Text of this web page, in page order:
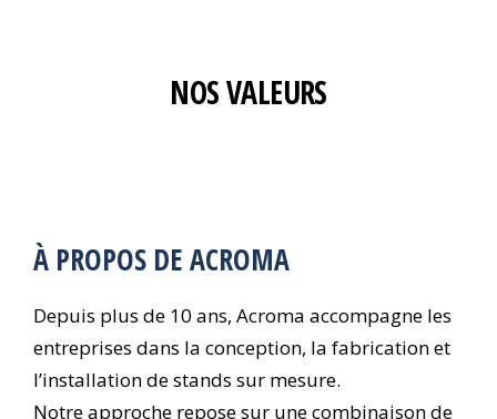
NOS VALEURS
À PROPOS DE ACROMA
Depuis plus de 10 ans, Acroma accompagne les
entreprises dans la conception, la fabrication et
l’installation de stands sur mesure.
Notre approche repose sur une combinaison de